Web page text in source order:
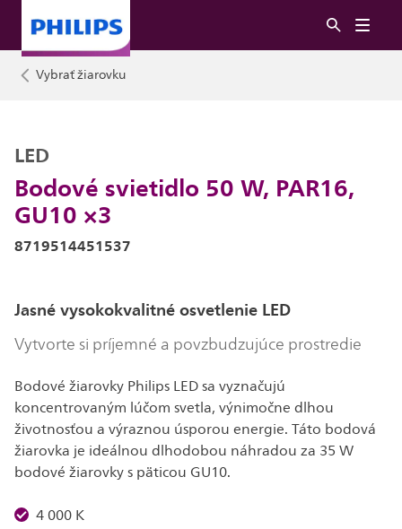
Vybrať žiarovku
Bodové svietidlo 50 W, PAR16,
GU10 ×3
LED
8719514451537
Jasné vysokokvalitné osvetlenie LED
Vytvorte si príjemné a povzbudzujúce prostredie
Bodové žiarovky Philips LED sa vyznačujú
koncentrovaným lúčom svetla, výnimočne dlhou
životnosťou a výraznou úsporou energie. Táto bodová
žiarovka je ideálnou dlhodobou náhradou za 35 W
bodové žiarovky s päticou GU10.
4 000 K